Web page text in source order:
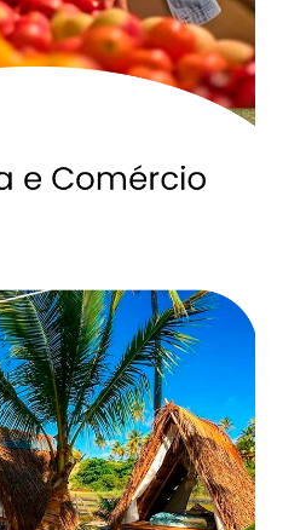
e Comércio
sem precisar andar muito,
veja mais